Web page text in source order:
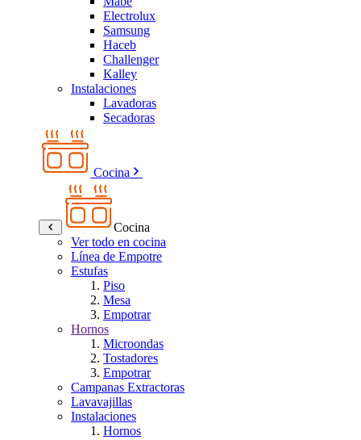
Electrolux
Samsung
Haceb
Challenger
Kalley
Instalaciones
Lavadoras
Secadoras
Cocina
Cocina
Ver todo en cocina
Línea de Empotre
Estufas
Piso
Mesa
Empotrar
Hornos
Microondas
Tostadores
Empotrar
Campanas Extractoras
Lavavajillas
Instalaciones
Hornos